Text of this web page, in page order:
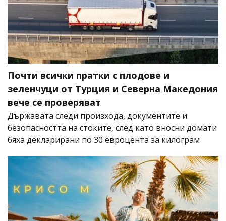
Почти всички пратки с плодове и
зеленчуци от Турция и Северна Македония
вече се проверяват
Държавата следи произхода, документите и
безопасността на стоките, след като вносни домати
бяха декларирани по 30 евроцента за килограм